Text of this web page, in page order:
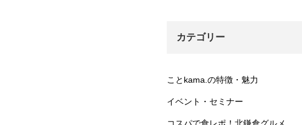
カテゴリー
ことkama.の特徴・魅力
イベント・セミナー